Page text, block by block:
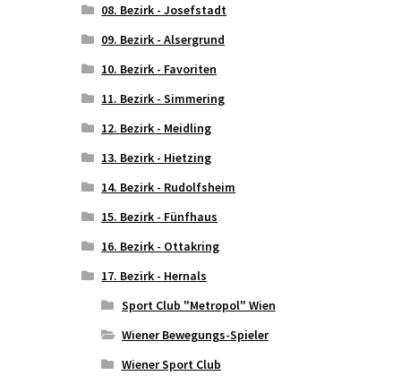
08. Bezirk - Josefstadt
09. Bezirk - Alsergrund
10. Bezirk - Favoriten
11. Bezirk - Simmering
12. Bezirk - Meidling
13. Bezirk - Hietzing
14. Bezirk - Rudolfsheim
15. Bezirk - Fünfhaus
16. Bezirk - Ottakring
17. Bezirk - Hernals
Sport Club "Metropol" Wien
Wiener Bewegungs-Spieler
Wiener Sport Club